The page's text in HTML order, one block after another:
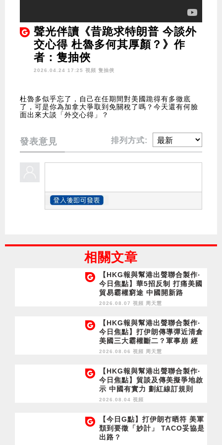
聲光伴讀《昔跪求特朗普 今談外
交心得 杜魯多何其厚顏？》作
者：隻抽俠
2026.04.24 17:25 視頻 隻抽俠
杜魯多似乎忘了，自己在任期間對美國跪得有多徹底
了，可是你為加拿大爭取到免關稅了嗎？今天還有何臉
面出來大談「外交心得」？
發表意見 排列方式:
相關文章
【HKG報與幫港出聲聯合製作‧
今日焦點】華5招反制 打痛美國
貿易霸權窮途 中國開新路
2026.08.07 視頻 周天慧
【HKG報與幫港出聲聯合製作‧
今日焦點】打伊朗傳導彈近清倉
美國三大霸權斷二？軍事崩 經
濟損
2026.08.06 視頻 周天慧
【HKG報與幫港出聲聯合製作‧
今日焦點】貿談及傳美擬爭地啟
示 中國有實力 劃紅線訂規則
2026.08.04 視頻
【今日G點】打伊朗冇晒符 美軍
頹到要徵「妙計」 TACO妥協是
出路？